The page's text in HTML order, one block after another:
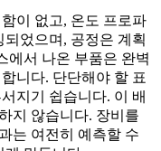
이 없고, 온도 프로파
었으며, 공정은 계획
에서 나온 부품은 완벽
니다. 단단해야 할 표
지기 쉽습니다. 이 배
지 않습니다. 장비를
는 여전히 예측할 수